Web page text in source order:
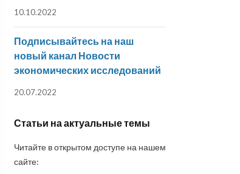
10.10.2022
Подписывайтесь на наш
новый канал Новости
экономических исследований
20.07.2022
Статьи на актуальные темы
Читайте в открытом доступе на нашем
сайте: